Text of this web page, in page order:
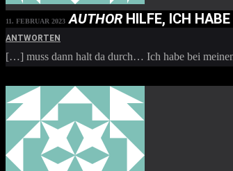
11. FEBRUAR 2023 AUTHORHILFE, ICH HABE
ANTWORTEN
[…] muss dann halt da durch… Ich habe bei